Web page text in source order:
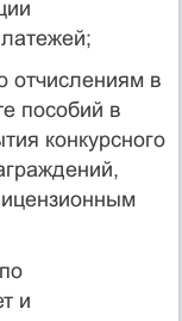
отчислениям в
пособий в
конкурсного
и